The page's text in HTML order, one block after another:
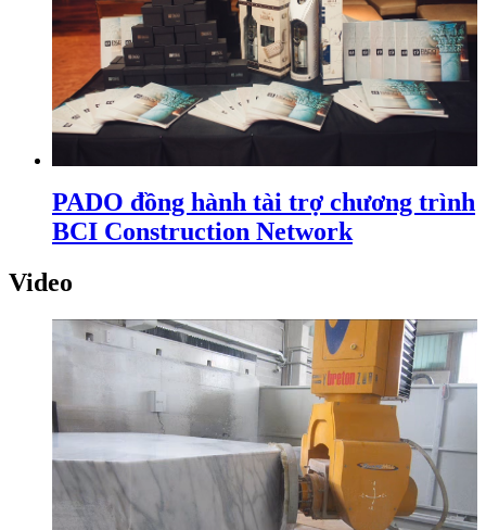
PADO đồng hành tài trợ chương trình
BCI Construction Network
Video